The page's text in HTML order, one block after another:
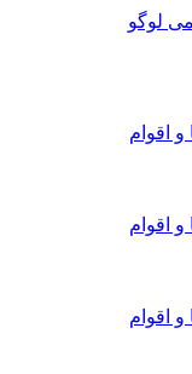
اقوام
اقوام
اقوام